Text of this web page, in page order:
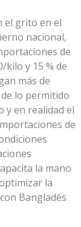
el grito en el
nacional,
de
kilo y 15 % de
más de
lo permitido
y en realidad el
de
la mano
la
Bangladés